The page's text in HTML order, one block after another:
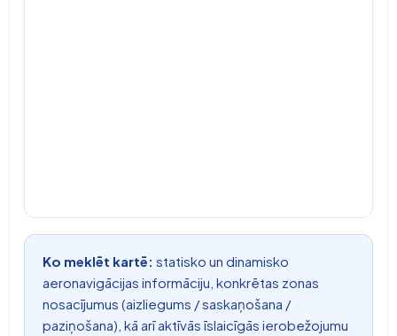
Ko meklēt kartē: statisko un dinamisko
aeronavigācijas informāciju, konkrētas zonas
nosacījumus (aizliegums / saskaņošana /
paziņošana), kā arī aktīvās īslaicīgās ierobežojumu